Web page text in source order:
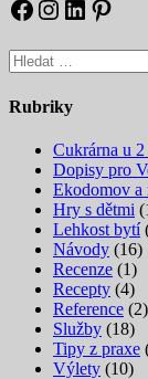
Facebook
Instagram
LinkedIn
Vyhledávání
Rubriky
Cukrárna u
Dopisy pro
Ekodomov a
Hry s dětmi
Lehkost bytí
Návody (16)
Recenze (1)
Recepty (4)
Reference (2)
Služby (18)
Tipy z praxe
Výlety (10)